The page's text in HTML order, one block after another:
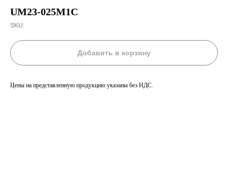
UM23-025M1C
SKU:
Добавить в корзину
Цены на представленную продукцию указаны без НДС.